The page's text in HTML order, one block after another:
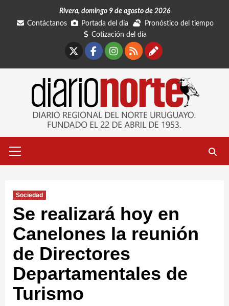
Rivera, domingo 9 de agosto de 2026
Contáctanos
Portada del día
Pronóstico del tiempo
Cotización del día
Facebook
Instagram
RSSContáctanos
primario
Sociedad
Se realizará hoy en
Canelones la reunión
de Directores
Departamentales de
Turismo